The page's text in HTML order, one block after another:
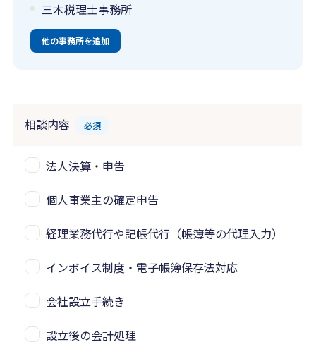
三木税理士事務所
他の事務所を追加
相談内容 必須
法人決算・申告
個人事業主の確定申告
経理業務代行や記帳代行（帳簿等の代理入力）
インボイス制度・電子帳簿保存法対応
会社設立手続き
設立後の会計処理